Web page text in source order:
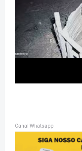
Canal Whatsapp